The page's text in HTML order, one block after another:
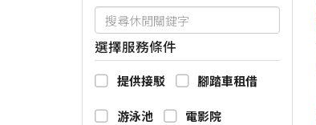
選擇服務條件
提供接駁 腳踏車租借
游泳池 電影院